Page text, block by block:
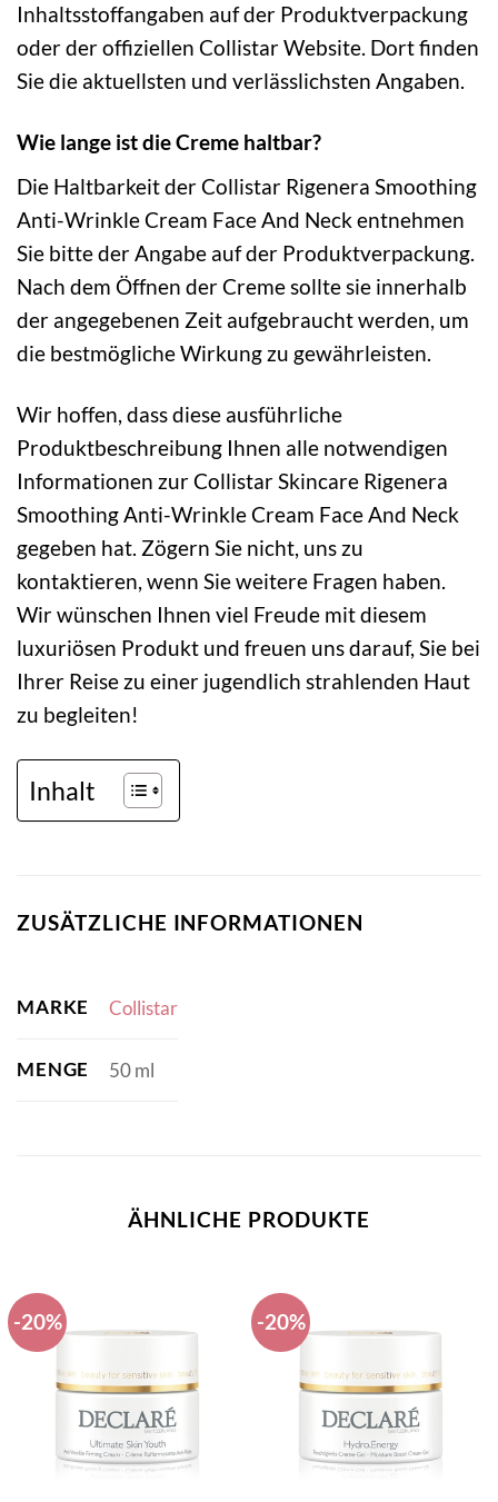
Inhaltsstoffangaben auf der Produktverpackung
oder der offiziellen Collistar Website. Dort finden
Sie die aktuellsten und verlässlichsten Angaben.
Wie lange ist die Creme haltbar?
Die Haltbarkeit der Collistar Rigenera Smoothing
Anti-Wrinkle Cream Face And Neck entnehmen
Sie bitte der Angabe auf der Produktverpackung.
Nach dem Öffnen der Creme sollte sie innerhalb
der angegebenen Zeit aufgebraucht werden, um
die bestmögliche Wirkung zu gewährleisten.
Wir hoffen, dass diese ausführliche
Produktbeschreibung Ihnen alle notwendigen
Informationen zur Collistar Skincare Rigenera
Smoothing Anti-Wrinkle Cream Face And Neck
gegeben hat. Zögern Sie nicht, uns zu
kontaktieren, wenn Sie weitere Fragen haben.
Wir wünschen Ihnen viel Freude mit diesem
luxuriösen Produkt und freuen uns darauf, Sie bei
Ihrer Reise zu einer jugendlich strahlenden Haut
zu begleiten!
Inhalt
ZUSÄTZLICHE INFORMATIONEN
MARKE Collistar
MENGE 50 ml
ÄHNLICHE PRODUKTE
-20% -20%